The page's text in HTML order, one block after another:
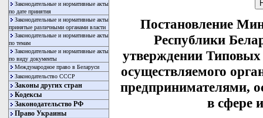
Законодательные и нормативные акты
по дате принятия
Законодательные и нормативные акты
принятые различными органами власти
Законодательные и нормативные акты
по темам
Законодательные и нормативные акты
по виду документы
Международное право в Беларуси
Законодательство СССР
Законы других стран
Кодексы
Законодательство РФ
Право Украины
Постановление
Республики
утверждении Типовых
осуществляемого
предпринимателями,
в сфере